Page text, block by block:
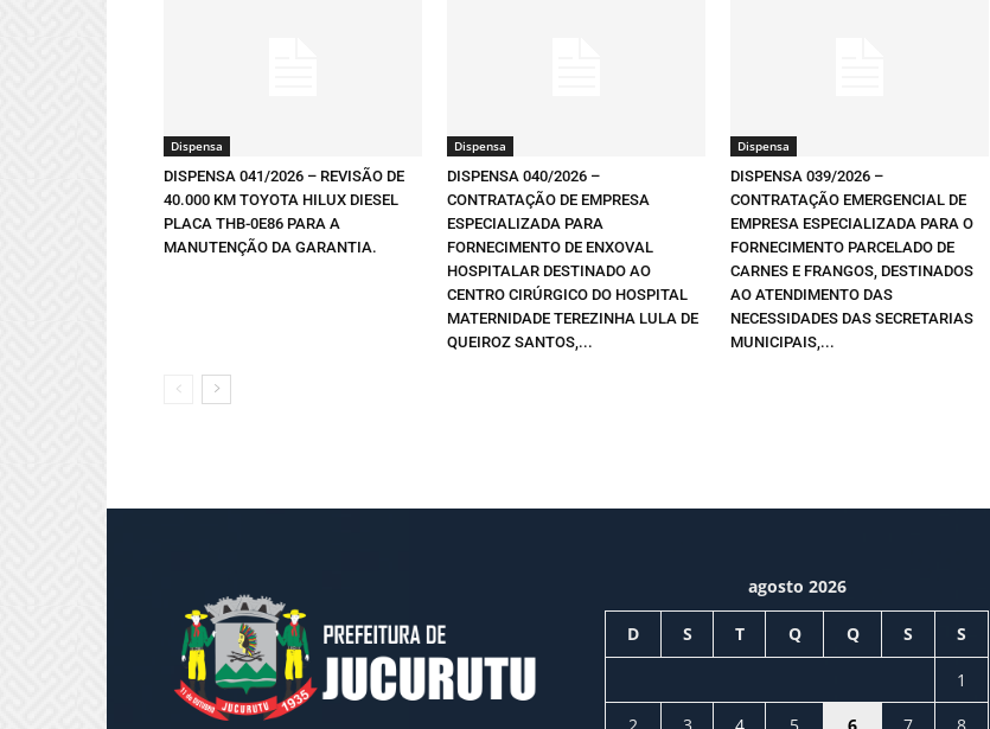
Dispensa
DISPENSA 041/2026 – REVISÃO DE
40.000 KM TOYOTA HILUX DIESEL
PLACA THB-0E86 PARA A
MANUTENÇÃO DA GARANTIA.
Dispensa
DISPENSA 040/2026 –
CONTRATAÇÃO DE EMPRESA
ESPECIALIZADA PARA
FORNECIMENTO DE ENXOVAL
HOSPITALAR DESTINADO AO
CENTRO CIRÚRGICO DO HOSPITAL
MATERNIDADE TEREZINHA LULA DE
QUEIROZ SANTOS,...
Dispensa
DISPENSA 039/2026 –
CONTRATAÇÃO EMERGENCIAL DE
EMPRESA ESPECIALIZADA PARA O
FORNECIMENTO PARCELADO DE
CARNES E FRANGOS, DESTINADOS
AO ATENDIMENTO DAS
NECESSIDADES DAS SECRETARIAS
MUNICIPAIS,...
agosto 2026
D S T Q Q S S
1